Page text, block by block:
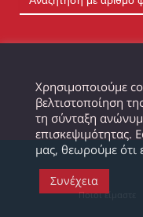
Ποιοι είμαστε
Χρησιμοποιούμε
βελτιστοποίηση
τη σύνταξη
επισκεψιμότητας.
μας, θεωρούμε ότι
Συνέχεια